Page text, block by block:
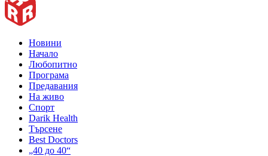
Новини
Начало
Любопитно
Програма
Предавания
На живо
Спорт
Darik Health
Търсене
Best Doctors
„40 до 40“